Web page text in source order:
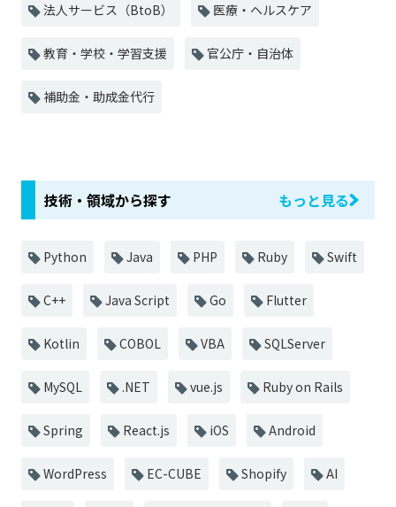
法人サービス（BtoB） 医療・ヘルスケア
教育・学校・学習支援 官公庁・自治体
補助金・助成金代行
技術・領域から探す もっと見る
Python Java PHP Ruby Swift
C++ Java Script Go Flutter
Kotlin COBOL VBA SQLServer
MySQL .NET vue.js Ruby on Rails
Spring React.js iOS Android
WordPress EC-CUBE Shopify AI